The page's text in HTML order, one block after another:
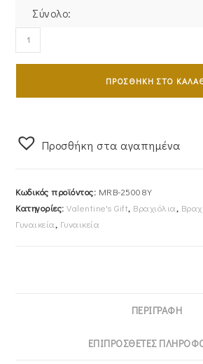
Σύνολο:
Βραχιόλι
Ασημένιο
&
MRB-
25008Y
ποσότητα
ΠΡΟΣΘΉΚΗ ΣΤΟ
Προσθήκη στα αγαπημένα
Κωδικός προϊόντος: MRB-25008Y
Κατηγορίες:Valentine's Gift, Βραχιόλια,
Γυναικεία, Γυναικεία
ΠΕΡΙΓΡΑΦΉ
ΕΠΙΠΡΌΣΘΕΤΕΣ